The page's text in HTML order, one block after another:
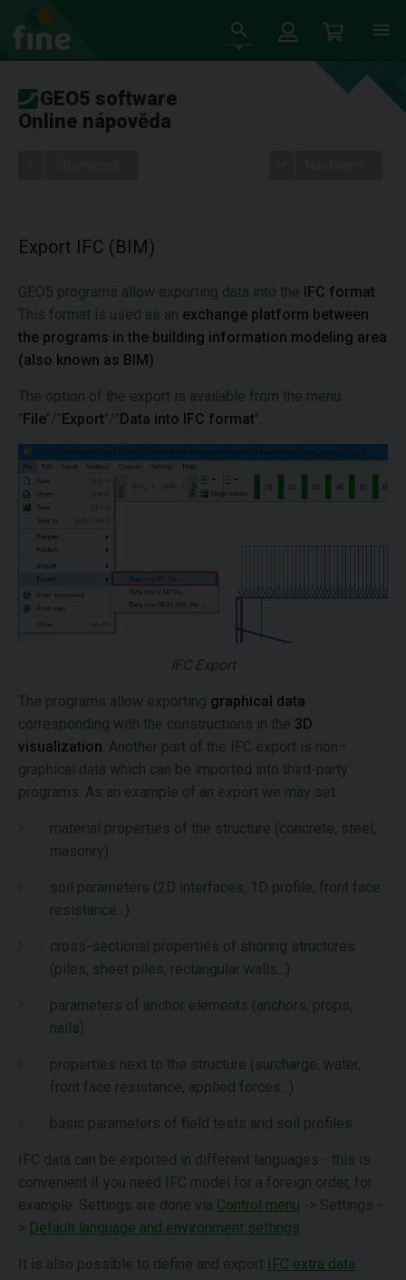
GEO5 software
Online nápověda
Export IFC (BIM)
GEO5 programs allow exporting data into the IFC format
This format is used as an exchange platform between
the programs in the building information modeling area
(also known as BIM)
The option of the export is available from the menu
"File"/"Export"/"Data into IFC format"
IFC Export
The programs allow exporting graphical data
corresponding with the constructions in the 3D
visualization . Another part of the IFC export is non–
graphical data which can be imported into third-party
programs. As an example of an export we may set:
material properties of the structure (concrete, steel,
masonry)
soil parameters (2D interfaces, 1D profile, front face
resistance...)
cross-sectional properties of shoring structures
(piles, sheet piles, rectangular walls...)
parameters of anchor elements (anchors, props,
nails)
properties next to the structure (surcharge, water,
front face resistance, applied forces...)
basic parameters of field tests and soil profiles
IFC data can be exported in different languages - this is
convenient if you need IFC model for a foreign order, for
example. Settings are done via Control menu -> Settings -
> Default language and environment settings
It is also possible to define and export IFC extra data